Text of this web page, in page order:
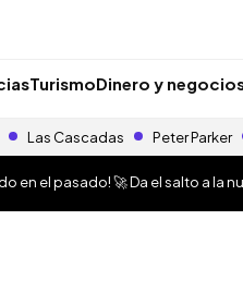
TurismoDinero y
Las Cascadas Peter Parker
en el pasado! 🚀 Da el salto a la